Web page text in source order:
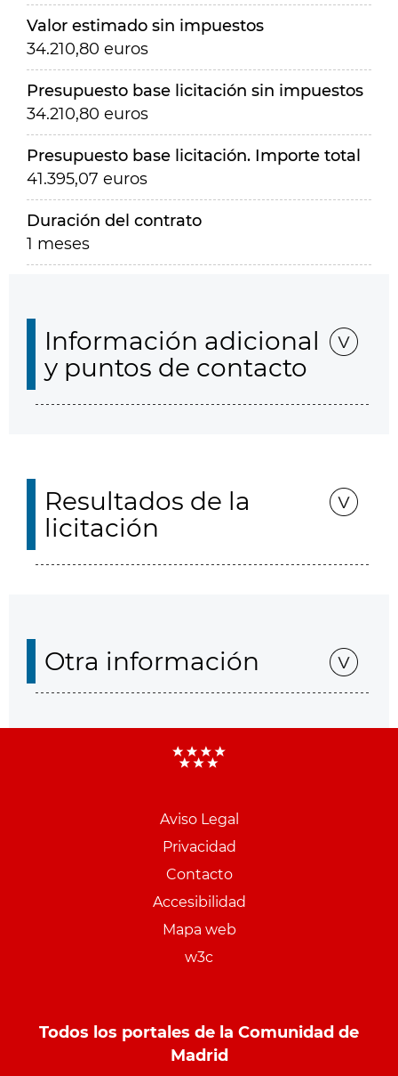
Valor estimado sin impuestos
34.210,80 euros
Presupuesto base licitación sin impuestos
34.210,80 euros
Presupuesto base licitación. Importe total
41.395,07 euros
Duración del contrato
1 meses
Información adicional
y puntos de contacto
Resultados de la
licitación
Otra información
Aviso Legal
Privacidad
Contacto
Accesibilidad
Mapa web
w3c
Todos los portales de la Comunidad de
Madrid